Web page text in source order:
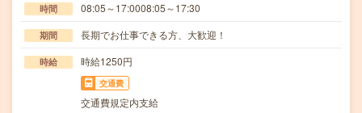
時間 08:05～17:0008:05～17:30
期間 長期でお仕事できる方、大歓迎！
時給 時給1250円
交通費
交通費規定内支給